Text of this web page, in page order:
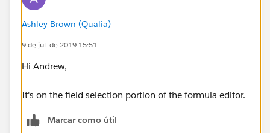
Ashley Brown (Qualia)
9 de jul. de 2019 15:51
Hi Andrew,
It's on the field selection portion of the formula editor.
Marcar como útil